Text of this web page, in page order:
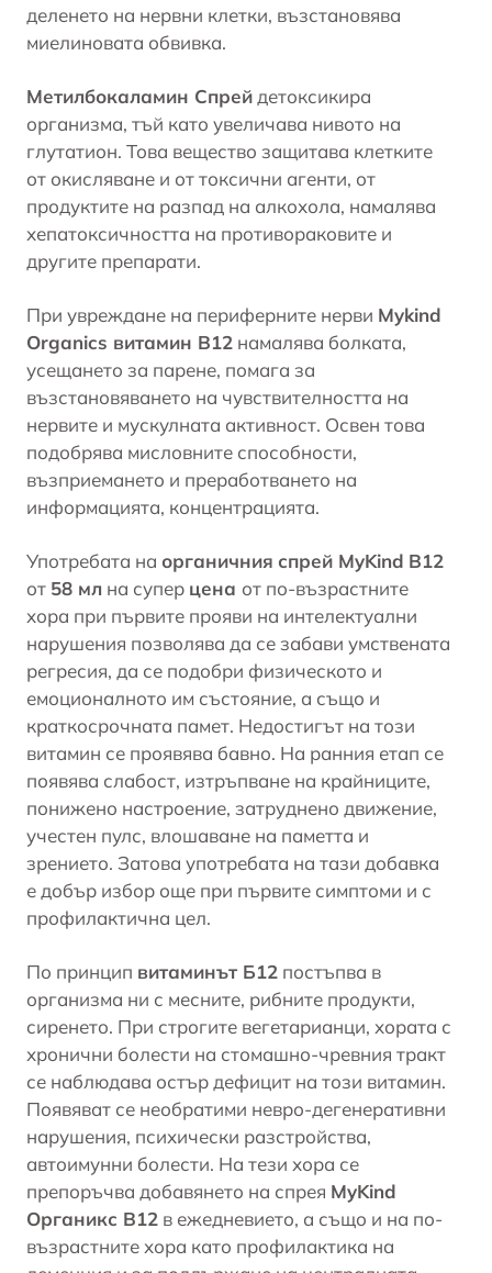
деленето на нервни клетки, възстановява
миелиновата обвивка.
Метилбокаламин Спрей детоксикира
организма, тъй като увеличава нивото на
глутатион. Това вещество защитава клетките
от окисляване и от токсични агенти, от
продуктите на разпад на алкохола, намалява
хепатоксичността на противораковите и
другите препарати.
При увреждане на периферните нерви Mykind
Organics витамин B12 намалява болката,
усещането за парене, помага за
възстановяването на чувствителността на
нервите и мускулната активност. Освен това
подобрява мисловните способности,
възприемането и преработването на
информацията, концентрацията.
Употребата на органичния спрей MyKind В12
от 58 мл на супер цена от по-възрастните
хора при първите прояви на интелектуални
нарушения позволява да се забави умствената
регресия, да се подобри физическото и
емоционалното им състояние, а също и
краткосрочната памет. Недостигът на този
витамин се проявява бавно. На ранния етап се
появява слабост, изтръпване на крайниците,
понижено настроение, затруднено движение,
учестен пулс, влошаване на паметта и
зрението. Затова употребата на тази добавка
е добър избор още при първите симптоми и с
профилактична цел.
По принцип витаминът Б12 постъпва в
организма ни с месните, рибните продукти,
сиренето. При строгите вегетарианци, хората с
хронични болести на стомашно-чревния тракт
се наблюдава остър дефицит на този витамин.
Появяват се необратими невро-дегенеративни
нарушения, психически разстройства,
автоимунни болести. На тези хора се
препоръчва добавянето на спрея MyKind
Органикс В12 в ежедневието, а също и на по-
възрастните хора като профилактика на